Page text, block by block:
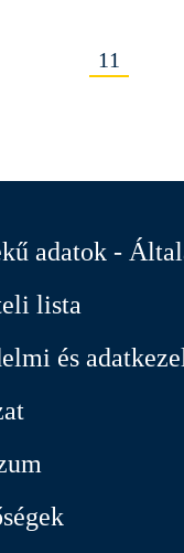
11
adatok -
lista
és